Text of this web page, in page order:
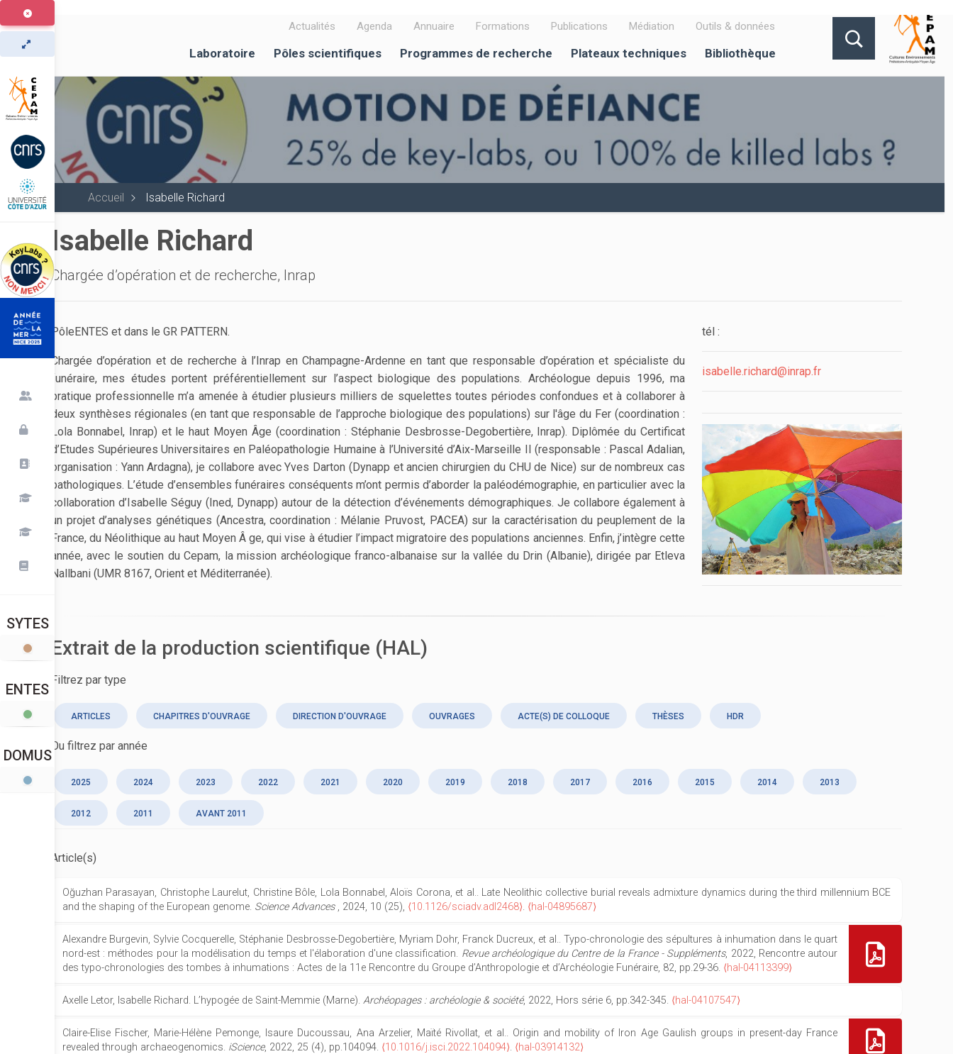
Aller
au
contenu
principal
Actualités Agenda Annuaire Formations Publications Médiation Outils & données
Laboratoire Pôles scientifiques Programmes de recherche Plateaux techniques Bibliothèque
Accueil Isabelle Richard
SYTES
ENTES
DOMUS
Isabelle Richard
Chargée d’opération et de recherche, Inrap
PôleENTES et dans le GR PATTERN.
Chargée d’opération et de recherche à l’Inrap en Champagne-Ardenne en tant que responsable d’opération et spécialiste du
funéraire, mes études portent préférentiellement sur l’aspect biologique des populations. Archéologue depuis 1996, ma
pratique professionnelle m’a amenée à étudier plusieurs milliers de squelettes toutes périodes confondues et à collaborer à
deux synthèses régionales (en tant que responsable de l’approche biologique des populations) sur l'âge du Fer (coordination :
Lola Bonnabel, Inrap) et le haut Moyen Âge (coordination : Stéphanie Desbrosse-Degobertière, Inrap). Diplômée du Certificat
d’Etudes Supérieures Universitaires en Paléopathologie Humaine à l’Université d’Aix-Marseille II (responsable : Pascal Adalian,
organisation : Yann Ardagna), je collabore avec Yves Darton (Dynapp et ancien chirurgien du CHU de Nice) sur de nombreux cas
pathologiques. L’étude d’ensembles funéraires conséquents m’ont permis d’aborder la paléodémographie, en particulier avec la
collaboration d’Isabelle Séguy (Ined, Dynapp) autour de la détection d’événements démographiques. Je collabore également à
un projet d’analyses génétiques (Ancestra, coordination : Mélanie Pruvost, PACEA) sur la caractérisation du peuplement de la
France, du Néolithique au haut Moyen Â ge, qui vise à étudier l’impact migratoire des populations anciennes. Enfin, j’intègre cette
année, avec le soutien du Cepam, la mission archéologique franco-albanaise sur la vallée du Drin (Albanie), dirigée par Etleva
Nallbani (UMR 8167, Orient et Méditerranée).
tél :
isabelle.richard@inrap.fr
Extrait de la production scientifique (HAL)
Filtrez par type
ARTICLES CHAPITRES D'OUVRAGE DIRECTION D'OUVRAGE OUVRAGES ACTE(S) DE COLLOQUE THÈSES HDR
Ou filtrez par année
2025 2024 2023 2022 2021 2020 2019 2018 2017 2016 2015 2014 2013
2012 2011 AVANT 2011
Article(s)
Oğuzhan Parasayan, Christophe Laurelut, Christine Bôle, Lola Bonnabel, Aloïs Corona, et al.. Late Neolithic collective burial reveals admixture dynamics during the third millennium BCE
and the shaping of the European genome. Science Advances , 2024, 10 (25), ⟨10.1126/sciadv.adl2468⟩. ⟨hal-04895687⟩
Alexandre Burgevin, Sylvie Cocquerelle, Stéphanie Desbrosse-Degobertière, Myriam Dohr, Franck Ducreux, et al.. Typo-chronologie des sépultures à inhumation dans le quart
nord-est : méthodes pour la modélisation du temps et l'élaboration d'une classification. Revue archéologique du Centre de la France - Suppléments, 2022, Rencontre autour
des typo-chronologies des tombes à inhumations : Actes de la 11e Rencontre du Groupe d’Anthropologie et d’Archéologie Funéraire, 82, pp.29-36. ⟨hal-04113399⟩
Axelle Letor, Isabelle Richard. L’hypogée de Saint-Memmie (Marne). Archéopages : archéologie & société, 2022, Hors série 6, pp.342-345. ⟨hal-04107547⟩
Claire-Elise Fischer, Marie-Hélène Pemonge, Isaure Ducoussau, Ana Arzelier, Maïté Rivollat, et al.. Origin and mobility of Iron Age Gaulish groups in present-day France
revealed through archaeogenomics. iScience, 2022, 25 (4), pp.104094. ⟨10.1016/j.isci.2022.104094⟩. ⟨hal-03914132⟩